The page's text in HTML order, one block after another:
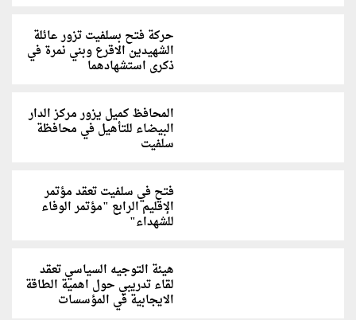
حركة فتح بسلفيت تزور عائلة
الشهيدين الاقرع وبني نمرة في
ذكرى استشهادهما
المحافظ كميل يزور مركز الدار
البيضاء للتأهيل في محافظة
سلفيت
فتح في سلفيت تعقد مؤتمر
الإقليم الرابع "مؤتمر الوفاء
للشهداء"
هيئة التوجيه السياسي تعقد
لقاء تدريبي حول اهمية الطاقة
الايجابية في المؤسسات